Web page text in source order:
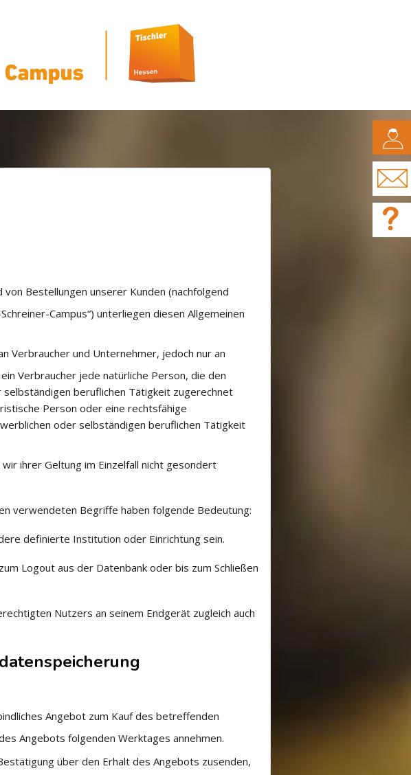
Bestellungen unserer Kunden (nachfolgend
Campus“) unterliegen diesen Allgemeinen
Verbraucher und Unternehmer, jedoch nur an
Verbraucher jede natürliche Person, die den
beruflichen Tätigkeit zugerechnet
Person oder eine rechtsfähige
oder selbständigen beruflichen Tätigkeit
ihrer Geltung im Einzelfall nicht gesondert
verwendeten Begriffe haben folgende Bedeutung:
definierte Institution oder Einrichtung sein.
Logout aus der Datenbank oder bis zum Schließen
Nutzers an seinem Endgerät zugleich auch
Angebot zum Kauf des betreffenden
Angebots folgenden Werktages annehmen.
über den Erhalt des Angebots zusenden,